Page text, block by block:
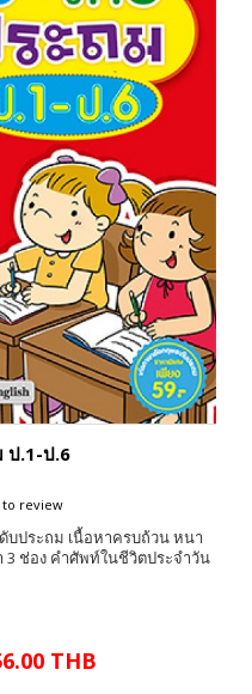
ป.1-ป.6
to review
ประถม เนื้อหาครบถ้วน หนา
ช่อง คำศัพท์ในชีวิตประจำวัน
THB